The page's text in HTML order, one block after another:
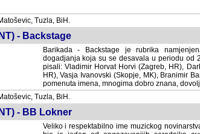
Tuzla, BiH.
- Backstage
Barikada - Backstage je rubrika
dogadjanja koja su se desavala u periodu od
pisali: Vladimir Horvat Horvi (Zagreb, HR),
HR), Vasja Ivanovski (Skopje, MK), Branimir
pomenuta imena, mnogima dobro znana,
Tuzla, BiH.
- BB Lokner
Veliko i respektabilno ime muzickog